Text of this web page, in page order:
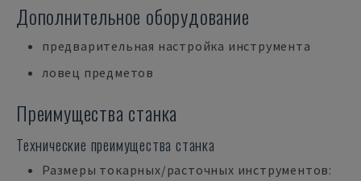
Дополнительное оборудование
предварительная настройка инструмента
ловец предметов
Преимущества станка
Технические преимущества станка
Размеры токарных/расточных инструментов: